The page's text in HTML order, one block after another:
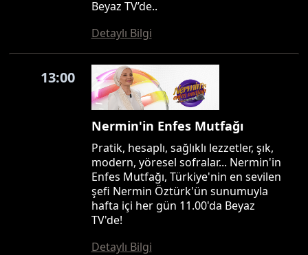
Beyaz TV’de..
Detaylı Bilgi
13:00
Nermin'in Enfes Mutfağı
Pratik, hesaplı, sağlıklı lezzetler, şık,
modern, yöresel sofralar... Nermin'in
Enfes Mutfağı, Türkiye'nin en sevilen
şefi Nermin Öztürk'ün sunumuyla
hafta içi her gün 11.00'da Beyaz
TV'de!
Detaylı Bilgi